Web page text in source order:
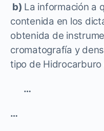
b) La información a
contenida en los
obtenida de
cromatografía y
tipo de Hidrocarburo
…
…